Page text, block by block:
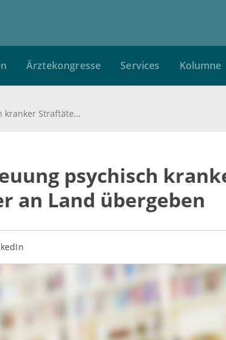
Ärztekongresse Services Kolumne
Thüringen: Betreuung psychisch kranker Straftäter wieder an Land übergeben
psychisch
an Land übergeben